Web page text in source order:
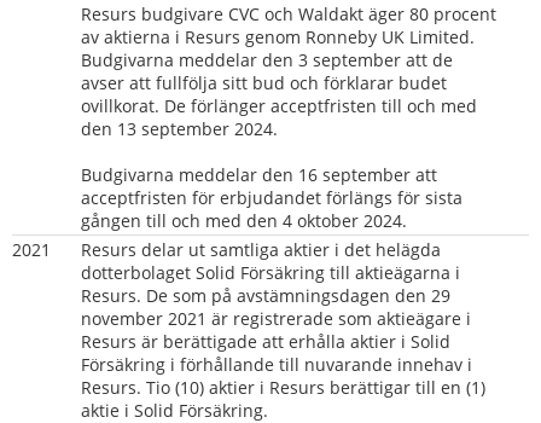
Resurs budgivare CVC och Waldakt äger 80 procent
av aktierna i Resurs genom Ronneby UK Limited.
Budgivarna meddelar den 3 september att de
avser att fullfölja sitt bud och förklarar budet
ovillkorat. De förlänger acceptfristen till och med
den 13 september 2024.
Budgivarna meddelar den 16 september att
acceptfristen för erbjudandet förlängs för sista
gången till och med den 4 oktober 2024.
2021
Resurs delar ut samtliga aktier i det helägda
dotterbolaget Solid Försäkring till aktieägarna i
Resurs. De som på avstämningsdagen den 29
november 2021 är registrerade som aktieägare i
Resurs är berättigade att erhålla aktier i Solid
Försäkring i förhållande till nuvarande innehav i
Resurs. Tio (10) aktier i Resurs berättigar till en (1)
aktie i Solid Försäkring.